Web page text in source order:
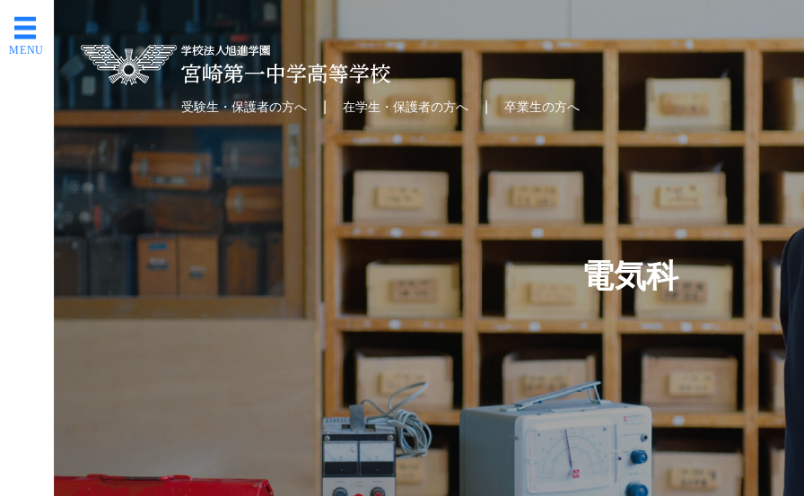
受験生・保護者の方へ 在学生・保護者の方へ 卒業生の方へ
電気科
の方へ
MENU